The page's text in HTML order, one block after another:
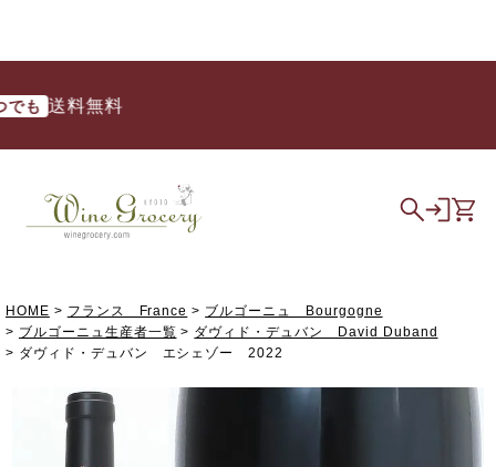
送料無料
HOME フランス France
ブルゴーニュ Bourgogne
ブルゴーニュ生産者一覧
ダヴィド・デュバン David Duband
ダヴィド・デュバン エシェゾー 2022